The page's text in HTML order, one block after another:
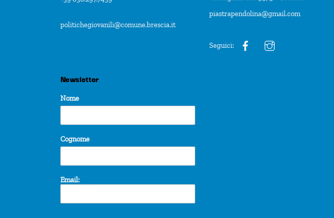
politichegiovanili@comune.brescia.it
piastrapendolina@gmail.com
Seguici:
Newsletter
Nome
Cognome
Email: